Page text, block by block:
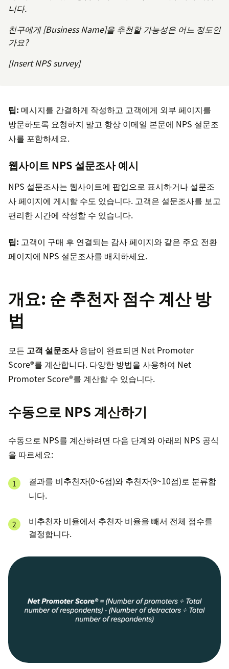
니다.
친구에게 [Business Name]을 추천할 가능성은 어느 정도인
가요?
[Insert NPS survey]
팁: 메시지를 간결하게 작성하고 고객에게 외부 페이지를
방문하도록 요청하지 말고 항상 이메일 본문에 NPS 설문조
사를 포함하세요.
웹사이트 NPS 설문조사 예시
NPS 설문조사는 웹사이트에 팝업으로 표시하거나 설문조
사 페이지에 게시할 수도 있습니다. 고객은 설문조사를 보고
편리한 시간에 작성할 수 있습니다.
팁: 고객이 구매 후 연결되는 감사 페이지와 같은 주요 전환
페이지에 NPS 설문조사를 배치하세요.
개요: 순 추천자 점수 계산 방
법
모든 고객 설문조사응답이 완료되면 Net Promoter
Score®를 계산합니다. 다양한 방법을 사용하여 Net
Promoter Score®를 계산할 수 있습니다.
수동으로 NPS 계산하기
수동으로 NPS를 계산하려면 다음 단계와 아래의 NPS 공식
을 따르세요:
결과를 비추천자(0~6점)와 추천자(9~10점)로 분류합
니다.
비추천자 비율에서 추천자 비율을 빼서 전체 점수를
결정합니다.